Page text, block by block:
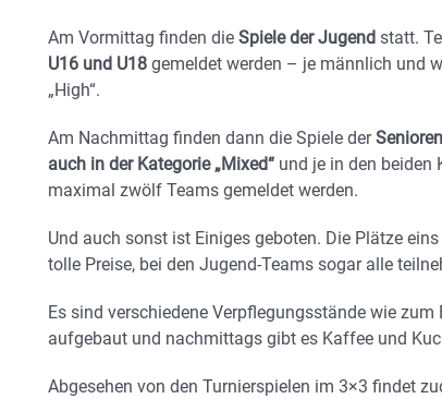
Am Vormittag finden die Spiele der Jugend statt.
U16 und U18 gemeldet werden – je männlich und
„High“.
Am Nachmittag finden dann die Spiele der
auch in der Kategorie „Mixed“ und je in den beiden
maximal zwölf Teams gemeldet werden.
Und auch sonst ist Einiges geboten. Die Plätze
tolle Preise, bei den Jugend-Teams sogar alle
Es sind verschiedene Verpflegungsstände wie
aufgebaut und nachmittags gibt es Kaffee und
Abgesehen von den Turnierspielen im 3×3 findet